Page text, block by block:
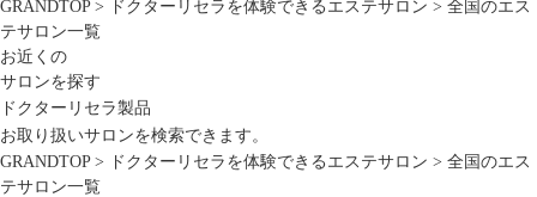
GRANDTOP> ドクターリセラを体験できるエステサロン > 全国のエス
テサロン一覧
お近くの
サロンを探す
ドクターリセラ製品
お取り扱いサロンを検索できます。
GRANDTOP> ドクターリセラを体験できるエステサロン > 全国のエス
テサロン一覧